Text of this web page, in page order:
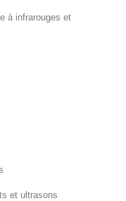
à infrarouges et
et ultrasons